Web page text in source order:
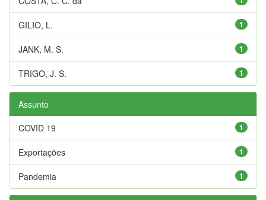
1
GILIO, L.
1
JANK, M. S.
1
TRIGO, J. S.
Assunto
1
COVID 19
1
Exportações
1
Pandemia